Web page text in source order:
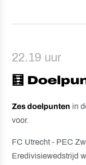
🧮
22.19 uur
Zes doelpunten in
voor.
FC Utrecht - PEC
Eredivisiewedstrijd